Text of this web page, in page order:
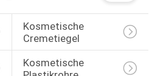
Kosmetische
Cremetiegel
Kosmetische